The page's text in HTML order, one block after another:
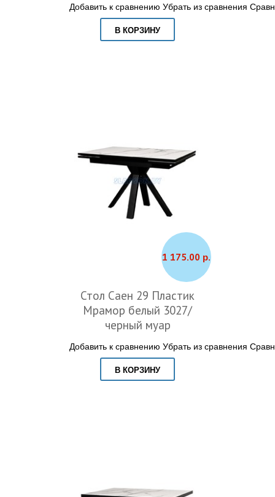
Добавить к сравнению Убрать из сравнения
В КОРЗИНУ
1 175.00 р.
Стол Саен 29 Пластик
Мрамор белый 3027/
черный муар
Добавить к сравнению Убрать из сравнения
В КОРЗИНУ